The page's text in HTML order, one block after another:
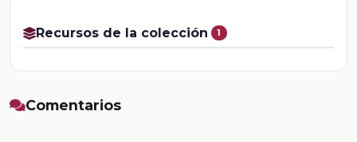
Recursos de la colección 1
Comentarios